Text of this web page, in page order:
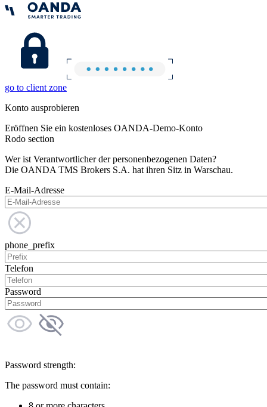
go to client zone
Konto ausprobieren
Eröffnen Sie ein kostenloses OANDA-Demo-Konto
Rodo section
Wer ist Verantwortlicher der personenbezogenen Daten?
Die OANDA TMS Brokers S.A. hat ihren Sitz in Warschau.
E-Mail-Adresse
phone_prefix
Telefon
Password
Password strength:
The password must contain: